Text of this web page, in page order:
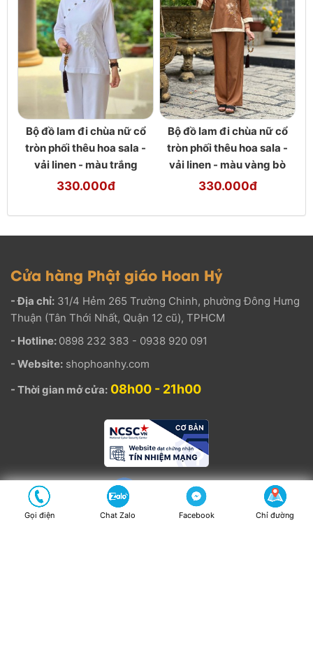
Bộ đồ lam đi chùa nữ cổ
tròn phối thêu hoa sala -
vải linen - màu trắng
330.000đ
Bộ đồ lam đi chùa nữ cổ
tròn phối thêu hoa sala -
vải linen - màu vàng bò
330.000đ
Gọi điện Chat Zalo Facebook Chỉ đường
Cửa hàng Phật giáo Hoan Hỷ
- Địa chỉ: 31/4 Hẻm 265 Trường Chinh, phường Đông Hưng
Thuận (Tân Thới Nhất, Quận 12 cũ), TPHCM
- Hotline: 0898 232 383 - 0938 920 091
- Website: shophoanhy.com
- Thời gian mở cửa: 08h00 - 21h00